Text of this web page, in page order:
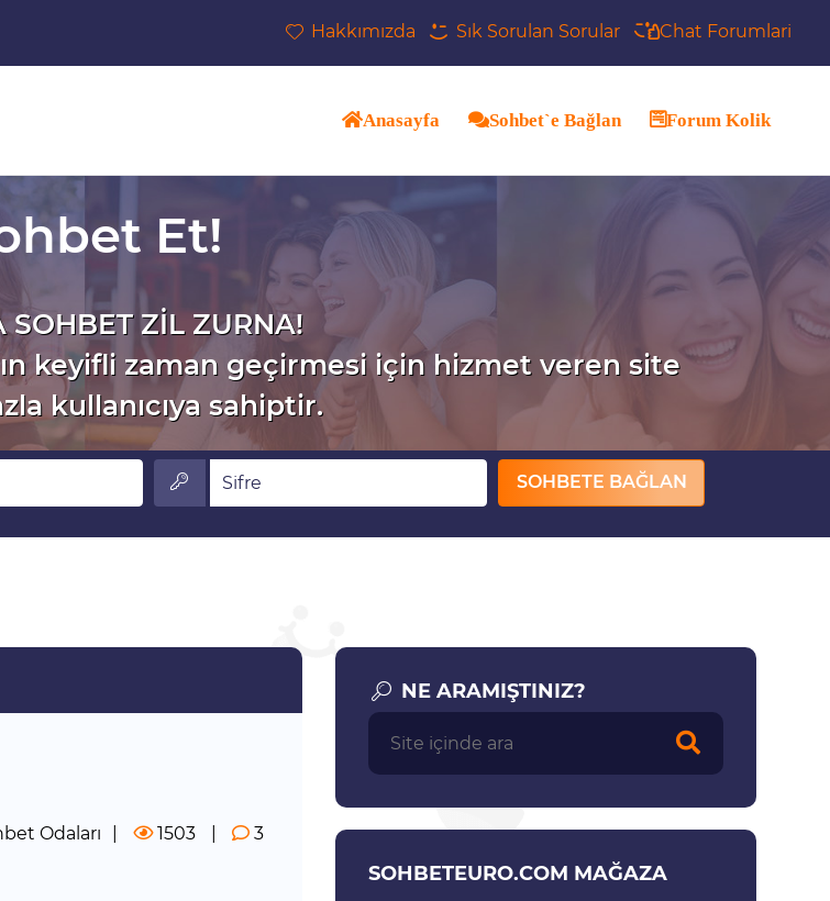
Hakkımızda Sık Sorulan Sorular Chat Forumlari
Anasayfa Sohbet`e Bağlan Forum Kolik
Et!
SOHBET ZİL ZURNA!
keyifli zaman geçirmesi için hizmet veren site
kullanıcıya sahiptir.
Sifre
SOHBETE BAĞLAN
Odaları 1503 3
NE ARAMIŞTINIZ?
SOHBETEURO.COM MAĞAZA